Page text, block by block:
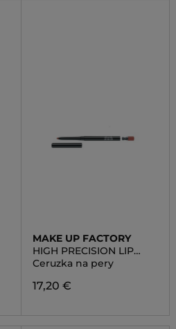
MAKE UP FACTORY
HIGH PRECISION LIP
LINER
Ceruzka na pery
17,20 €